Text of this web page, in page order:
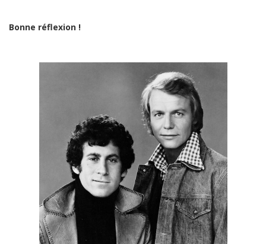
Bonne réflexion !